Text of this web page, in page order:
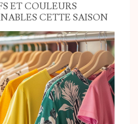
ET COULEURS
CETTE SAISON